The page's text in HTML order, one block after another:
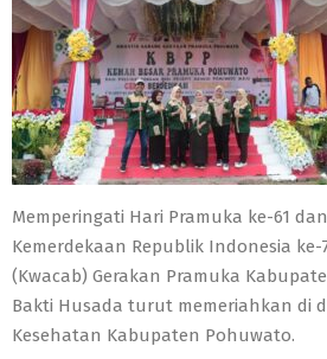
Memperingati Hari Pramuka ke-61
Kemerdekaan Republik Indonesia ke-
(Kwacab) Gerakan Pramuka
Bakti Husada turut memeriahkan di
Kesehatan Kabupaten Pohuwato.